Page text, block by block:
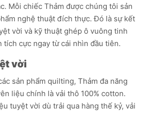
Mỗi chiếc Thảm được chúng tôi sản
nghệ thuật đích thực. Đó là sự kết
vời và kỹ thuật ghép ô vuông tinh
tích cực ngay từ cái nhìn đầu tiên.
vời
sản phẩm quilting, Thảm đa năng
liệu chính là vải thô 100% cotton.
tuyệt vời dù trải qua hàng thế kỷ, vải